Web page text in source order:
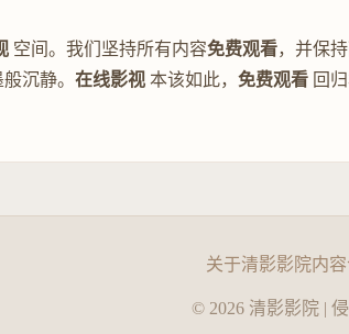
空间。我们坚持所有内容免费观看，并保持
沉静。 在线影视 本该如此， 免费观看 回
关于清影影院内
© 2026 清影影院 |